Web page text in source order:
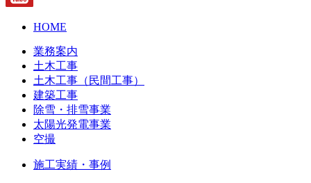
HOME
業務案内
土木工事
土木工事（民間工事）
建築工事
除雪・排雪事業
太陽光発電事業
空撮
施工実績・事例